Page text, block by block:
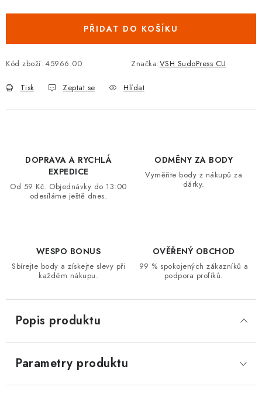
VRÁCENÍ ZBOŽÍ A REKLAMACE
ZNAČKY
Podmínky ochrany osobních údajů
Moje objednávka
PŘIDAT DO KOŠÍKU
Kód zboží: 45966.00 Značka:VSH SudoPress CU
Tisk Zeptat se Hlídat
DOPRAVA A RYCHLÁ
EXPEDICE
Od 59 Kč. Objednávky do 13:00
odesíláme ještě dnes.
ODMĚNY ZA BODY
Vyměňte body z nákupů za
dárky.
WESPO BONUS
Sbírejte body a získejte slevy při
každém nákupu.
OVĚŘENÝ OBCHOD
99 % spokojených zákazníků a
podpora profíků.
Popis produktu
Parametry produktu